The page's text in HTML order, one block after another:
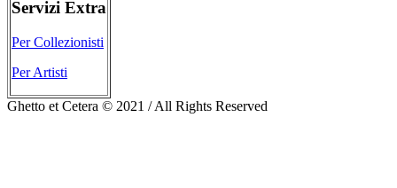
Servizi Extra
Per Collezionisti
Per Artisti
Ghetto et Cetera © 2021 / All Rights Reserved